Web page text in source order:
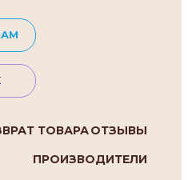
ТОВАРАОТЗЫВЫ
ПРОИЗВОДИТЕЛИ